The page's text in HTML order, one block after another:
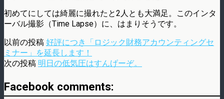
初めてにしては綺麗に撮れたと2人とも大満足。このインタ
ーバル撮影（Time Lapse）に、はまりそうです。
以前の投稿 好評につき「ロジック財務アカウンティングセ
ミナー」を延長します！
次の投稿 明日の低気圧はすんげーぞ。
Facebook comments: